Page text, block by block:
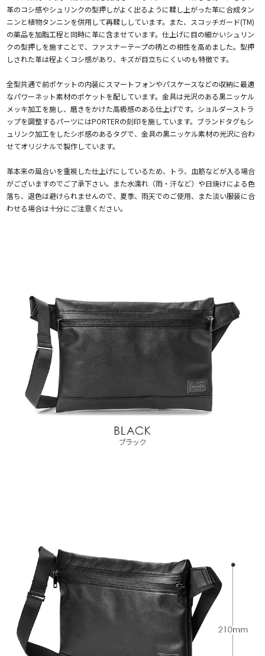
革のコシ感やシュリンクの型押しがよく出るように鞣し上がった革に合成タン
ニンと植物タンニンを併用して再鞣ししています。また、スコッチガード(TM)
の薬品を加脂工程と同時に革に含ませています。仕上げに目の細かいシュリン
クの型押しを施すことで、ファスナーテープの柄との相性を高めました。型押
しされた革は程よくコシ感があり、キズが目立ちにくいのも特徴です。
全型共通で前ポケットの内装にスマートフォンやパスケースなどの収納に最適
なパワーネット素材のポケットを配しています。金具は光沢のある黒ニッケル
メッキ加工を施し、磨きをかけた高級感のある仕上げです。ショルダーストラ
ップを調整するパーツにはPORTERの刻印を施しています。ブランドタグもシ
ュリンク加工をしたシボ感のあるタグで、金具の黒ニッケル素材の光沢に合わ
せてオリジナルで製作しています。
革本来の風合いを重視した仕上げにしているため、トラ、血筋などが入る場合
がございますのでご了承下さい。また水濡れ（雨・汗など）や日焼けによる色
落ち、退色は避けられませんので、夏季、雨天でのご使用、また淡い服装に合
わせる場合は十分にご注意ください。